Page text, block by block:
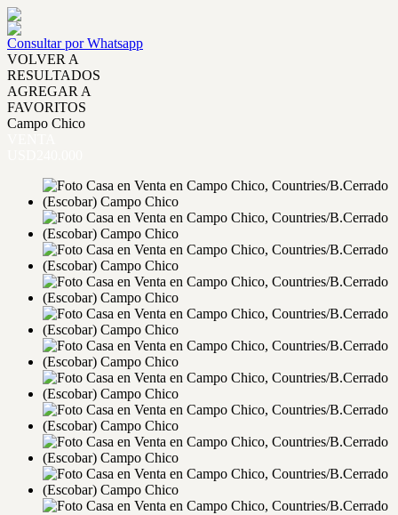
Consultar por Whatsapp
VOLVER A
RESULTADOS
AGREGAR A
FAVORITOS
Campo Chico